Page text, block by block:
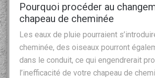
Pourquoi procéder au
chapeau de cheminée
Les eaux de pluie pourraient
cheminée, des oiseaux pourront
dans le conduit, ce qui engendrerait
l’inefficacité de votre chapeau de